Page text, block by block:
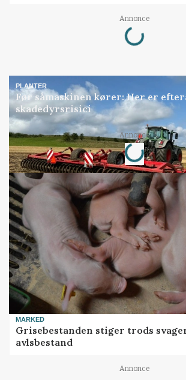
Annonce
Loading...
PLANTER
Før såmaskinen kører: Her er
skadedyrsrisici
Annonce
Loading...
MARKED
Grisebestanden stiger trods
avlsbestand
Annonce